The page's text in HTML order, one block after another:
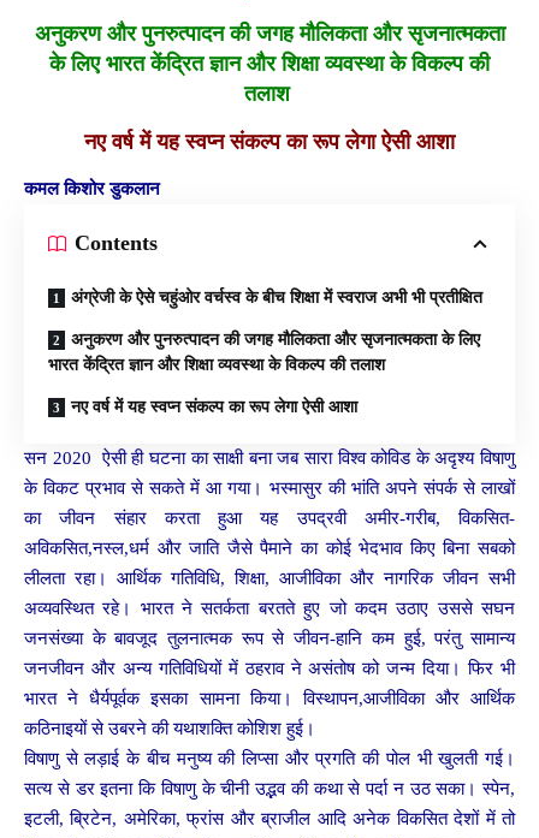
अनुकरण और पुनरुत्पादन की जगह मौलिकता और सृजनात्मकता
के लिए भारत केंद्रित ज्ञान और शिक्षा व्यवस्था के विकल्प की
तलाश
नए वर्ष में यह स्वप्न संकल्प का रूप लेगा ऐसी आशा
कमल किशोर डुकलान
Contents
अंग्रेजी के ऐसे चहुंओर वर्चस्व के बीच शिक्षा में स्वराज अभी भी प्रतीक्षित
अनुकरण और पुनरुत्पादन की जगह मौलिकता और सृजनात्मकता के लिए
भारत केंद्रित ज्ञान और शिक्षा व्यवस्था के विकल्प की तलाश
नए वर्ष में यह स्वप्न संकल्प का रूप लेगा ऐसी आशा
सन 2020 ऐसी ही घटना का साक्षी बना जब सारा विश्व कोविड के अदृश्य विषाणु
के विकट प्रभाव से सकते में आ गया। भस्मासुर की भांति अपने संपर्क से लाखों
का जीवन संहार करता हुआ यह उपद्रवी अमीर-गरीब, विकसित-
अविकसित,नस्ल,धर्म और जाति जैसे पैमाने का कोई भेदभाव किए बिना सबको
लीलता रहा। आर्थिक गतिविधि, शिक्षा, आजीविका और नागरिक जीवन सभी
अव्यवस्थित रहे। भारत ने सतर्कता बरतते हुए जो कदम उठाए उससे सघन
जनसंख्या के बावजूद तुलनात्मक रूप से जीवन-हानि कम हुई, परंतु सामान्य
जनजीवन और अन्य गतिविधियों में ठहराव ने असंतोष को जन्म दिया। फिर भी
भारत ने धैर्यपूर्वक इसका सामना किया। विस्थापन,आजीविका और आर्थिक
कठिनाइयों से उबरने की यथाशक्ति कोशिश हुई।
विषाणु से लड़ाई के बीच मनुष्य की लिप्सा और प्रगति की पोल भी खुलती गई।
सत्य से डर इतना कि विषाणु के चीनी उद्भव की कथा से पर्दा न उठ सका। स्पेन,
इटली, ब्रिटेन, अमेरिका, फ्रांस और ब्राजील आदि अनेक विकसित देशों में तो